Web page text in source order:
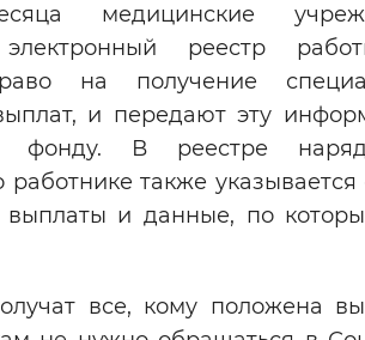
медицинские
реестр
на получение
и передают эту
фонду. В реестре
работнике также
выплаты и данные, по
все, кому положена